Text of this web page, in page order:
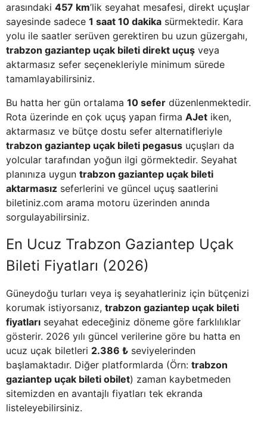
arasındaki 457 km’lik seyahat mesafesi, direkt uçuşlar
sayesinde sadece 1 saat 10 dakika sürmektedir. Kara
yolu ile saatler serüven gerektiren bu uzun güzergahı,
trabzon gaziantep uçak bileti direkt uçuş veya
aktarmasız sefer seçenekleriyle minimum sürede
tamamlayabilirsiniz.
Bu hatta her gün ortalama 10 sefer düzenlenmektedir.
Rota üzerinde en çok uçuş yapan firma AJet iken,
aktarmasız ve bütçe dostu sefer alternatifleriyle
trabzon gaziantep uçak bileti pegasus uçuşları da
yolcular tarafından yoğun ilgi görmektedir. Seyahat
planınıza uygun trabzon gaziantep uçak bileti
aktarmasız seferlerini ve güncel uçuş saatlerini
biletiniz.com arama motoru üzerinden anında
sorgulayabilirsiniz.
En Ucuz Trabzon Gaziantep Uçak
Bileti Fiyatları (2026)
Güneydoğu turları veya iş seyahatleriniz için bütçenizi
korumak istiyorsanız, trabzon gaziantep uçak bileti
fiyatları seyahat edeceğiniz döneme göre farklılıklar
gösterir. 2026 yılı güncel verilerine göre bu hatta en
ucuz uçak biletleri 2.386 ₺ seviyelerinden
başlamaktadır. Diğer platformlarda (Örn: trabzon
gaziantep uçak bileti obilet) zaman kaybetmeden
sitemizden en avantajlı fiyatları tek ekranda
listeleyebilirsiniz.